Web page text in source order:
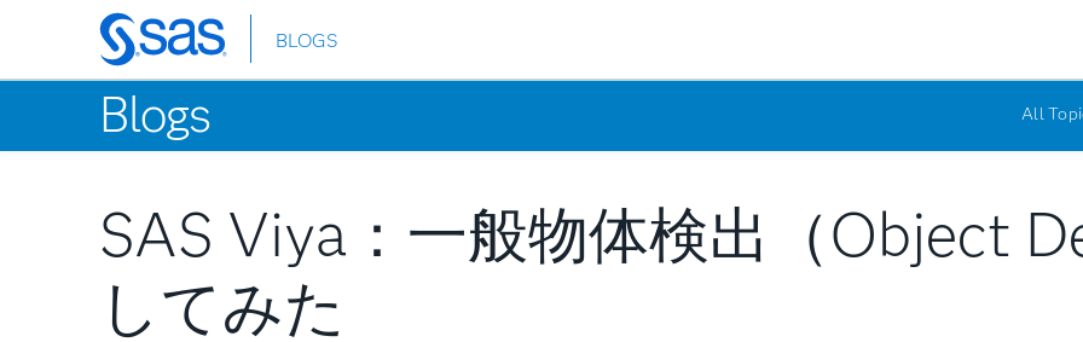
Skip
to
main
content
BLOGS
Blogs All
SAS Viya：一般物体検出（Object
してみた